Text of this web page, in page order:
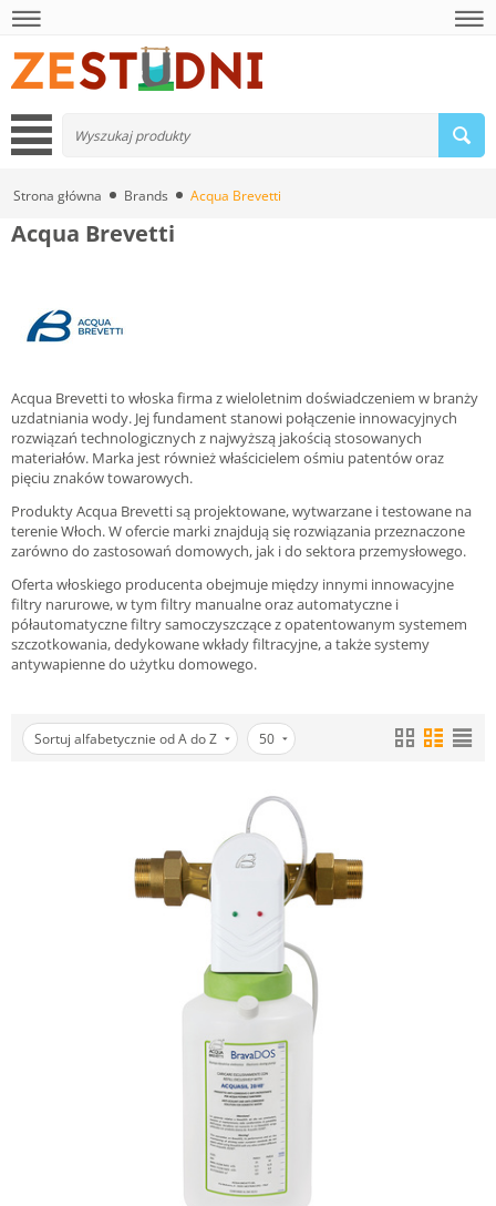
Strona główna Brands Acqua Brevetti
Acqua Brevetti
Acqua Brevetti to włoska firma z wieloletnim doświadczeniem w branży
uzdatniania wody. Jej fundament stanowi połączenie innowacyjnych
rozwiązań technologicznych z najwyższą jakością stosowanych
materiałów. Marka jest również właścicielem ośmiu patentów oraz
pięciu znaków towarowych.
Produkty Acqua Brevetti są projektowane, wytwarzane i testowane na
terenie Włoch. W ofercie marki znajdują się rozwiązania przeznaczone
zarówno do zastosowań domowych, jak i do sektora przemysłowego.
Oferta włoskiego producenta obejmuje między innymi innowacyjne
filtry narurowe, w tym filtry manualne oraz automatyczne i
półautomatyczne filtry samoczyszczące z opatentowanym systemem
szczotkowania, dedykowane wkłady filtracyjne, a także systemy
antywapienne do użytku domowego.
Sortuj alfabetycznie od A do Z 50